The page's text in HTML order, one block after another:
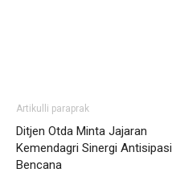
Artikulli paraprak
Ditjen Otda Minta Jajaran
Kemendagri Sinergi Antisipasi
Bencana